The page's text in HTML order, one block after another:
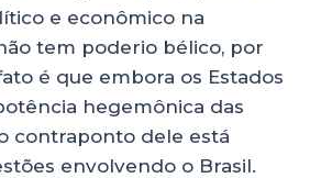
e econômico na
tem poderio bélico, por
é que embora os Estados
hegemônica das
contraponto dele está
envolvendo o Brasil.